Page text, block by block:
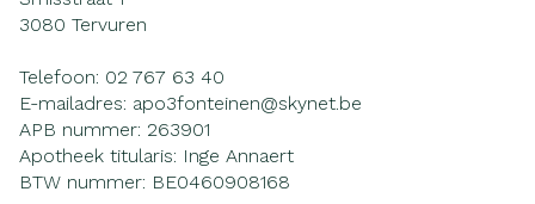
3080 Tervuren
Telefoon: 02 767 63 40
E-mailadres: apo3fonteinen@skynet.be
APB nummer: 263901
Apotheek titularis: Inge Annaert
BTW nummer: BE0460908168